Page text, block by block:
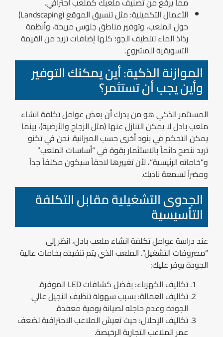
الأعمال التكميلية:
مثل تنسيق الموقع (Landscaping)
حول الملعب، وتوفير مناطق جلوس مريحة، وأنظمة
رذاذ الماء لتلطيف الجو؛ كلها إضافات تزيد من القيمة
التسويقية للمشروع.
الموازنة الذكية: أين يمكنك التوفير
وأين يجب أن تستثمر؟
المستثمر الذكي هو من يدرك أن بعضعوامل تكلفة انشاء
ملعب بادللا يمكن التنازل عنها (مثل الزجاج والأرضية)، بينما
يمكن التحكم في بنود أخرى حسب الميزانية. نحن في تكنو
تريد ننصح دائماً بالاستثمار بقوة في “أساسات الملعب”
و”خاماته الرئيسية”، لأن تغييرها لاحقاً سيكون مكلفاً جداً
ومضراً لسمعة ناديك.
الجدوى التشغيلية مقابل التكلفة
التأسيسية
عند دراسةعوامل تكلفة انشاء ملعب بادل، انظر إلى
“مصروفات التشغيل”. الملعب الذي يتم تنفيذه بخامات عالية
الجودة يوفر عليك:
تكاليف الكهرباء:بفضل كشافات LED الموفرة.
تكاليف العمالة:بسبب سهولة تنظيف النجيل عالي
الجودة وعدم حاجته لصيانة يومية معقدة.
تكاليف الإحلال:حيث تعيش الملاعب الاحترافية لضعف
عمر الملاعب التجارية الرخيصة.